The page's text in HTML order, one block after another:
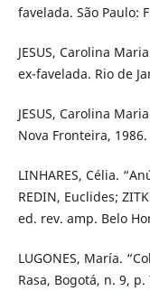
favelada. São Paulo:
JESUS, Carolina
ex-favelada. Rio de
JESUS, Carolina
Nova Fronteira, 1986.
LINHARES, Célia.
REDIN, Euclides;
ed. rev. amp. Belo
LUGONES, María.
Rasa, Bogotá, n. 9,